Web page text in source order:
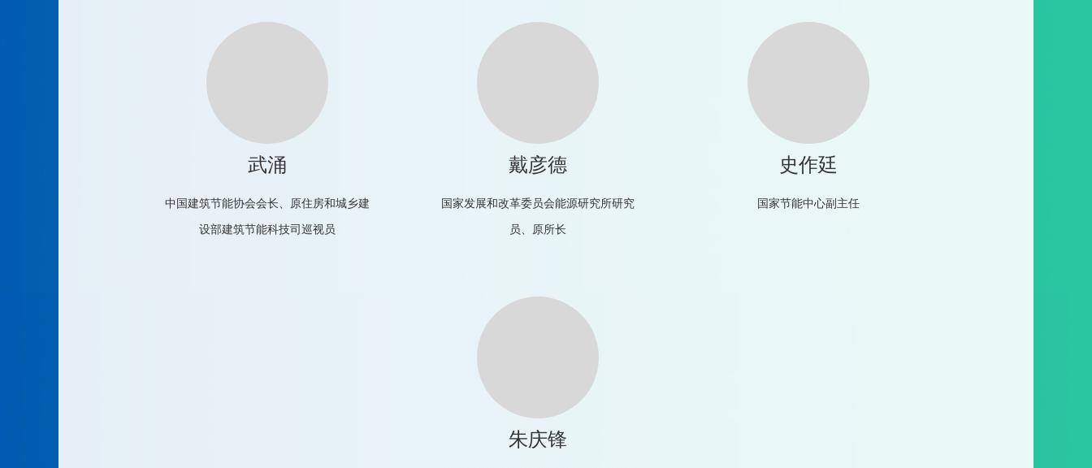
武涌
中国建筑节能协会会长、原住房和城乡建
设部建筑节能科技司巡视员
戴彦德
国家发展和改革委员会能源研究所研究
员、原所长
史作廷
国家节能中心副主任
朱庆锋